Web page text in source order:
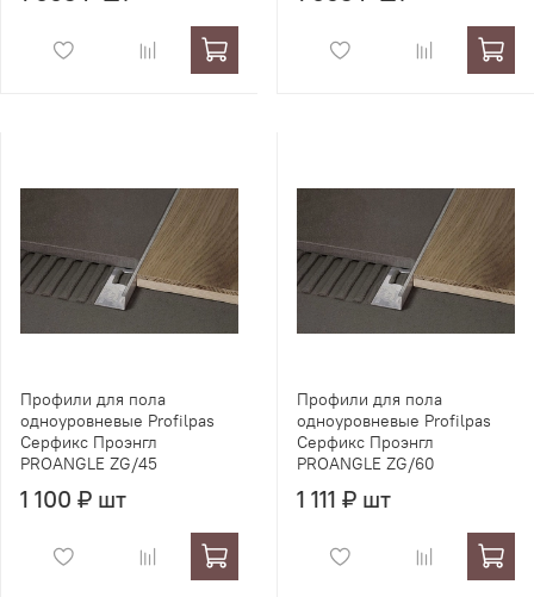
Профили для пола
одноуровневые Profilpas
Серфикс Проэнгл
PROANGLE ZG/45
1 100 ₽ шт
Профили для пола
одноуровневые Profilpas
Серфикс Проэнгл
PROANGLE ZG/60
1 111 ₽ шт